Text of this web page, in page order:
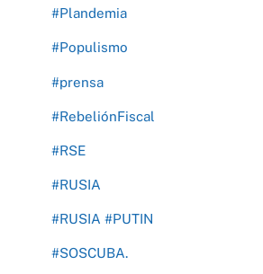
#Plandemia
#Populismo
#prensa
#RebeliónFiscal
#RSE
#RUSIA
#RUSIA #PUTIN
#SOSCUBA.